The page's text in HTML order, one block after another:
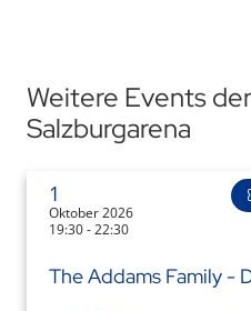
Weitere Events
Salzburgarena
1
Oktober 2026
19:30 - 22:30
The Addams Family -